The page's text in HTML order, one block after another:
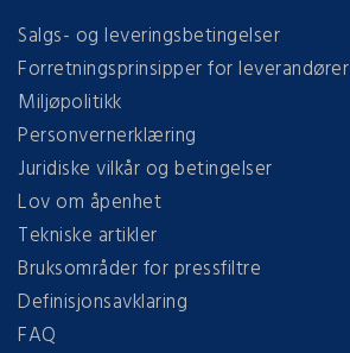
Salgs- og leveringsbetingelser
Forretningsprinsipper for leverandører
Miljøpolitikk
Personvernerklæring
Juridiske vilkår og betingelser
Lov om åpenhet
Tekniske artikler
Bruksområder for pressfiltre
Definisjonsavklaring
FAQ